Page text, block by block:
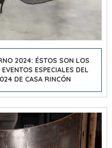
2024: ÉSTOS SON LOS
ESPECIALES DEL
DE CASA RINCÓN